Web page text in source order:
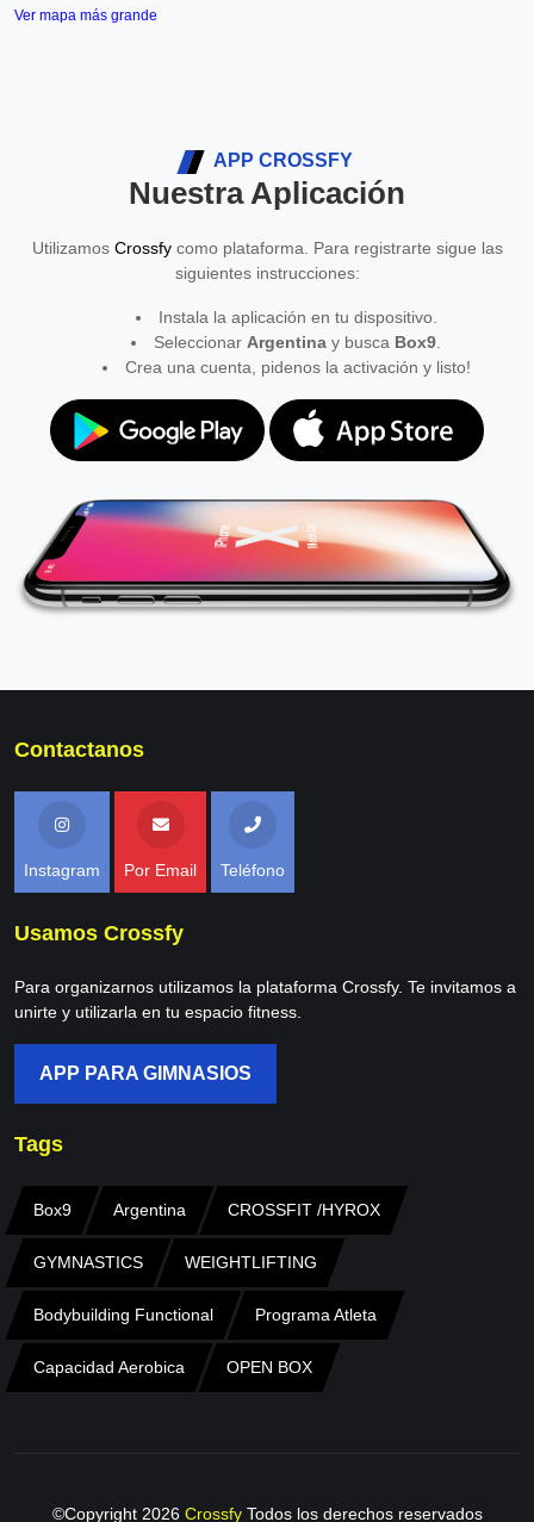
Ver mapa más grande
APP CROSSFY
Nuestra Aplicación
Utilizamos Crossfycomo plataforma. Para registrarte sigue las
siguientes instrucciones:
Instala la aplicación en tu dispositivo.
Seleccionar Argentina y busca Box9
Crea una cuenta, pidenos la activación y listo!
Contactanos
Instagram Por Email Teléfono
Usamos Crossfy
Para organizarnos utilizamos la plataforma Crossfy. Te invitamos a
unirte y utilizarla en tu espacio fitness.
APP PARA GIMNASIOS
Tags
Box9 Argentina CROSSFIT /HYROX
GYMNASTICS WEIGHTLIFTING
Bodybuilding Functional Programa Atleta
Capacidad Aerobica OPEN BOX
©Copyright 2026 Crossfy Todos los derechos reservados